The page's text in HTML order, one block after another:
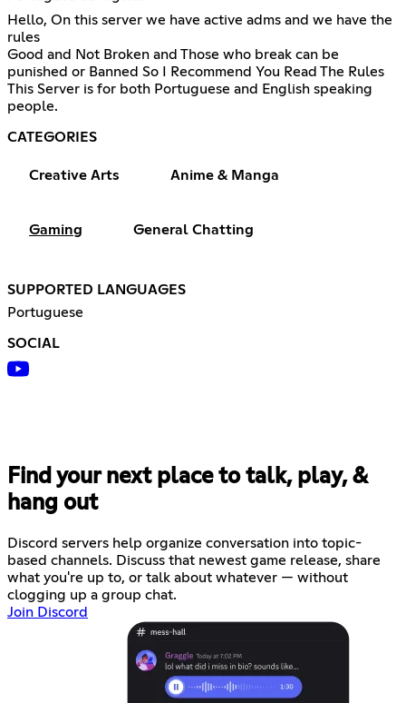
Hello, On this server we have active adms and we have the
rules
Good and Not Broken and Those who break can be
punished or Banned So I Recommend You Read The Rules
This Server is for both Portuguese and English speaking
people.
CATEGORIES
Creative Arts Anime & Manga
Gaming General Chatting
SUPPORTED LANGUAGES
Portuguese
SOCIAL
Find your next place to talk, play, &
hang out
Discord servers help organize conversation into topic-
based channels. Discuss that newest game release, share
what you're up to, or talk about whatever — without
clogging up a group chat.
Join Discord